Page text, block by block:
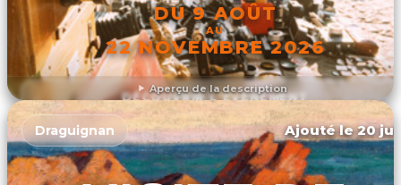
Aperçu de la description
DU 9 AOÛT
AU
22 NOVEMBRE 2026
DÉCOUVRIR L'ÉVÉNEMENT
Draguignan Ajouté le 20